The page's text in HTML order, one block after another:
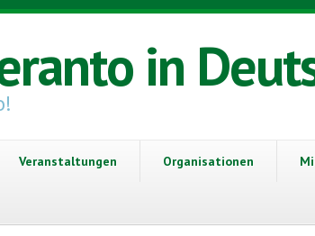
in
Veranstaltungen Organisationen